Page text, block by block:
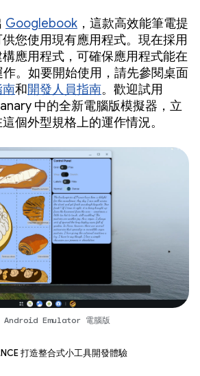
Googlebook ，這款高效能筆電提
您使用現有應用程式。現在採用
應用程式，可確保應用程式能在
。如要開始使用，請先參閱桌面
南和開發人員指南。歡迎試用
中的全新電腦版模擬器，立
個外型規格上的運作情況。
Android Emulator 電腦版
打造整合式小工具開發體驗